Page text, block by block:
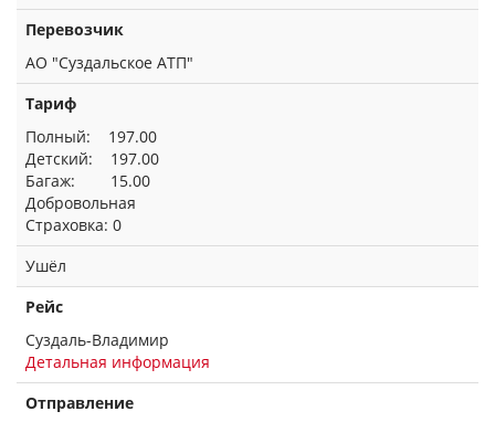
Перевозчик
АО "Суздальское АТП"
Тариф
Полный: 197.00
Детский: 197.00
Багаж: 15.00
Добровольная
Страховка: 0
Ушёл
Рейс
Суздаль-Владимир
Детальная информация
Отправление